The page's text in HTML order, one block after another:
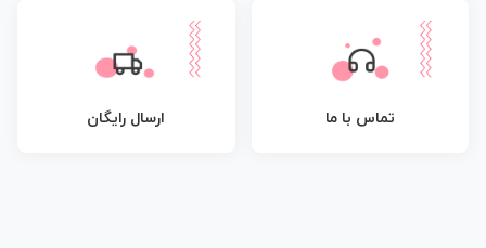
تماس با ما ارسال رایگان